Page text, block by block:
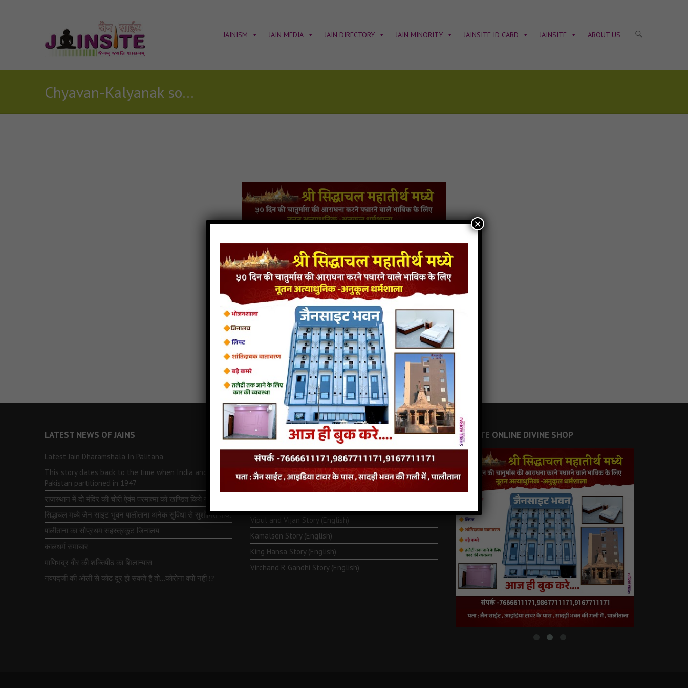
JAINISM JAIN MEDIA JAIN DIRECTORY JAIN MINORITY JAINSITE ID CARD JAINSITE ABOUT US
Chyavan-Kalyanak song
LATEST NEWS OF JAINS
Latest Jain Dharamshala In Palitana
This story dates back to the time when India and
Pakistan partitioned in 1947
राजस्थान में दो मंदिर की चोरी ऐवंम परमात्मा को खण्डित किये गये
सिद्धाचल मध्ये जैन साइट भुवन पालीताना अनेक सुविधा से सुशोभित तीर्थ.
पालीताना का सौप्रथम सहस्त्रकूट जिनालय
कालधर्म समाचार
माणिभद्र वीर की शक्तिपीठ का शिलान्यास
नवपदजी की ओली से कोढ दूर हो सकते है तो…कोरोना क्यों नहीं ⁉️
LATEST JAINISM
The Jain Monk and his Saka saviours (English)
Monk Metarya (English)
Vipul and Vijan Story (English)
Kamalsen Story (English)
King Hansa Story (English)
Virchand R Gandhi Story (English)
JAINSITE ONLINE DIVINE SHOP
×